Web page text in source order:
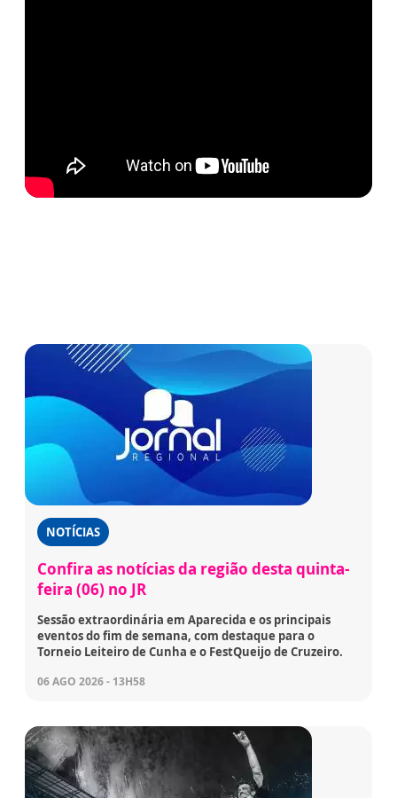
NOTÍCIAS
Confira as notícias da região desta quinta-
feira (06) no JR
Sessão extraordinária em Aparecida e os principais
eventos do fim de semana, com destaque para o
Torneio Leiteiro de Cunha e o FestQueijo de Cruzeiro.
06 AGO 2026 - 13H58